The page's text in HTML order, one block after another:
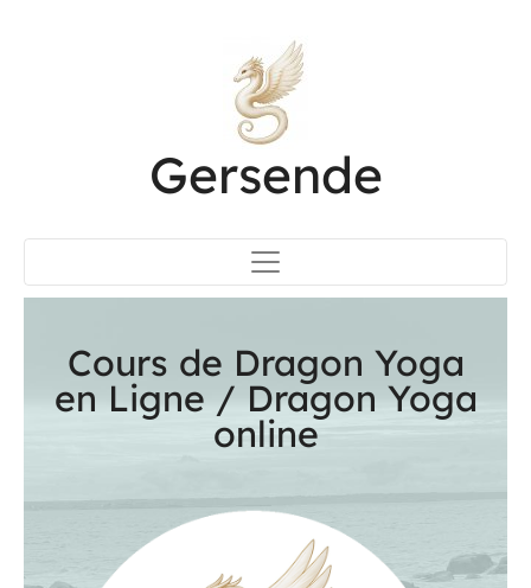
Gersende
Cours de Dragon Yoga
en Ligne / Dragon Yoga
online